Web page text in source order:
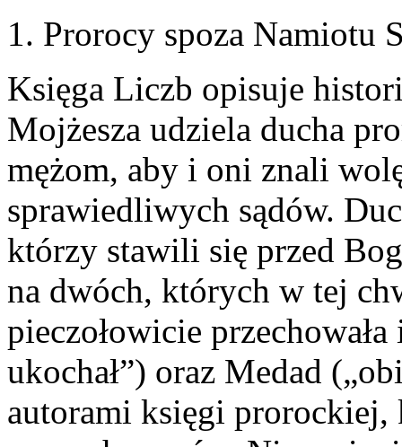
1. Prorocy spoza Namiotu
Księga Liczb opisuje
Mojżesza udziela ducha
mężom, aby i oni znali
sprawiedliwych sądów.
którzy stawili się przed
na dwóch, których w tej
pieczołowicie
ukochał”) oraz Medad
autorami księgi prorockiej,